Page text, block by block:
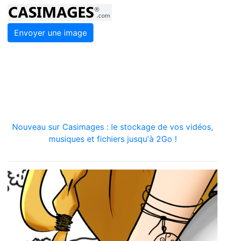
Envoyer une image
Nouveau sur Casimages : le stockage de vos vidéos,
musiques et fichiers jusqu'à 2Go !